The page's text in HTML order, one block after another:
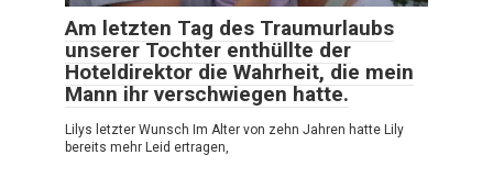
Am letzten Tag des Traumurlaubs
unserer Tochter enthüllte der
Hoteldirektor die Wahrheit, die mein
Mann ihr verschwiegen hatte.
Lilys letzter Wunsch Im Alter von zehn Jahren hatte Lily
bereits mehr Leid ertragen,